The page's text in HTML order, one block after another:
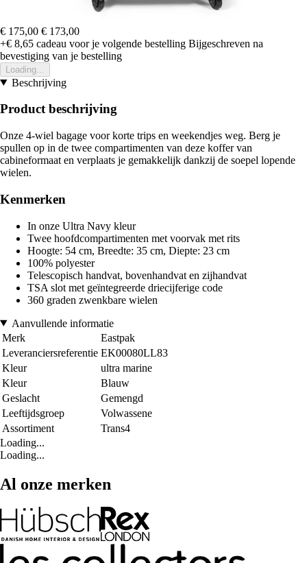
€ 175,00 € 173,00
+€ 8,65 cadeau voor je volgende bestelling Bijgeschreven na
bevestiging van je bestelling
Loading...
Beschrijving
Product beschrijving
Onze 4-wiel bagage voor korte trips en weekendjes weg. Berg je
spullen op in de twee compartimenten van deze koffer van
cabineformaat en verplaats je gemakkelijk dankzij de soepel lopende
wielen.
Kenmerken
In onze Ultra Navy kleur
Twee hoofdcompartimenten met voorvak met rits
Hoogte: 54 cm, Breedte: 35 cm, Diepte: 23 cm
100% polyester
Telescopisch handvat, bovenhandvat en zijhandvat
TSA slot met geïntegreerde driecijferige code
360 graden zwenkbare wielen
Aanvullende informatie
Merk
Eastpak
Leveranciersreferentie EK00080LL83
Kleur
ultra marine
Kleur
Blauw
Geslacht
Gemengd
Leeftijdsgroep
Volwassene
Assortiment
Trans4
Loading...
Loading...
Al onze merken